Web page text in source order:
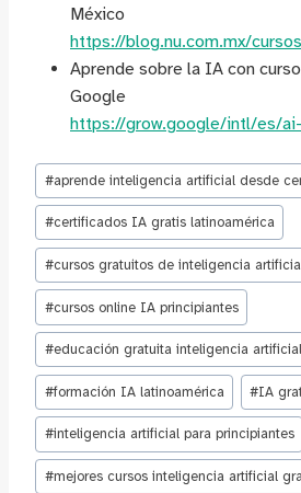
México
https://blog.nu.com.mx/
Aprende sobre la IA con
Google
https://grow.google/intl/es/
Etiquetas
de
la
entrada:
#aprende inteligencia artificial desde
#certificados IA gratis latinoamérica
#cursos gratuitos de inteligencia
#cursos online IA principiantes
#educación gratuita inteligencia artificial
#formación IA latinoamérica #IA
#inteligencia artificial para principiantes
#mejores cursos inteligencia artificial